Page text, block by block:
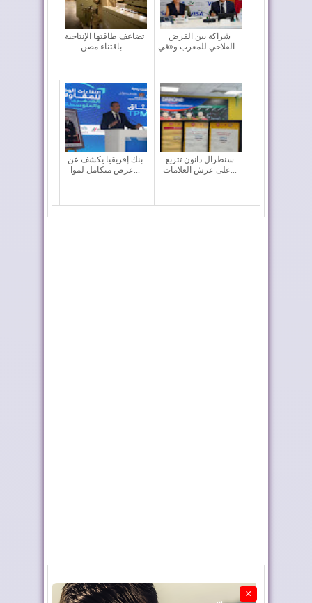
تضاعف طاقتها الإنتاجية
باقتناء مصن...
شراكة بين القرض
الفلاحي للمغرب و«في...
بنك إفريقيا يكشف عن
عرض متكامل لموا...
سنطرال دانون تتربع
على عرش العلامات...
×